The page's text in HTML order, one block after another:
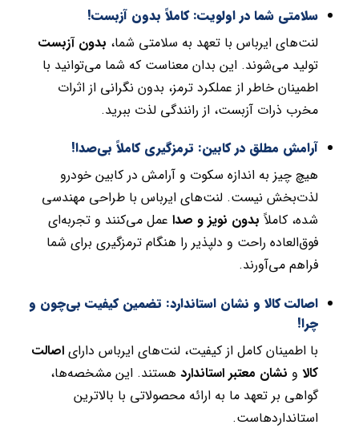
سلامتی شما در اولویت: کاملاً بدون آزبست!
لنت‌های ایرباس با تعهد به سلامتی شما،بدون آزبست
تولید می‌شوند. این بدان معناست که شما می‌توانید با
اطمینان خاطر از عملکرد ترمز، بدون نگرانی از اثرات
مخرب ذرات آزبست، از رانندگی لذت ببرید.
آرامش مطلق در کابین: ترمزگیری کاملاً بی‌صدا!
هیچ چیز به اندازه سکوت و آرامش در کابین خودرو
لذت‌بخش نیست. لنت‌های ایرباس با طراحی مهندسی
شده، کاملاًبدون نویز و صداعمل می‌کنند و تجربه‌ای
فوق‌العاده راحت و دلپذیر را هنگام ترمزگیری برای شما
فراهم می‌آورند.
اصالت کالا و نشان استاندارد: تضمین کیفیت بی‌چون و
چرا!
با اطمینان کامل از کیفیت، لنت‌های ایرباس دارایاصالت
کالاو نشان معتبر استانداردهستند. این مشخصه‌ها،
گواهی بر تعهد ما به ارائه محصولاتی با بالاترین
استانداردهاست.